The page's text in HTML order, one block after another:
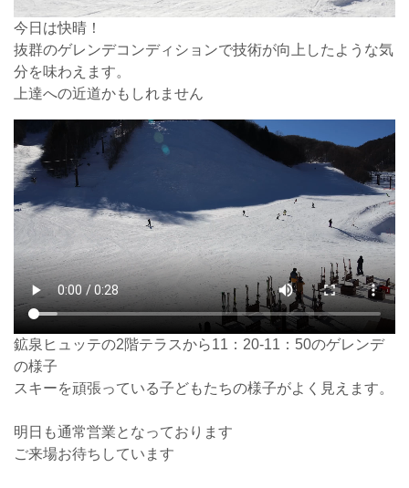
今日は快晴！
抜群のゲレンデコンディションで技術が向上したような気
分を味わえます。
上達への近道かもしれません
鉱泉ヒュッテの2階テラスから11：20-11：50のゲレンデ
の様子
スキーを頑張っている子どもたちの様子がよく見えます。
明日も通常営業となっております
ご来場お待ちしています